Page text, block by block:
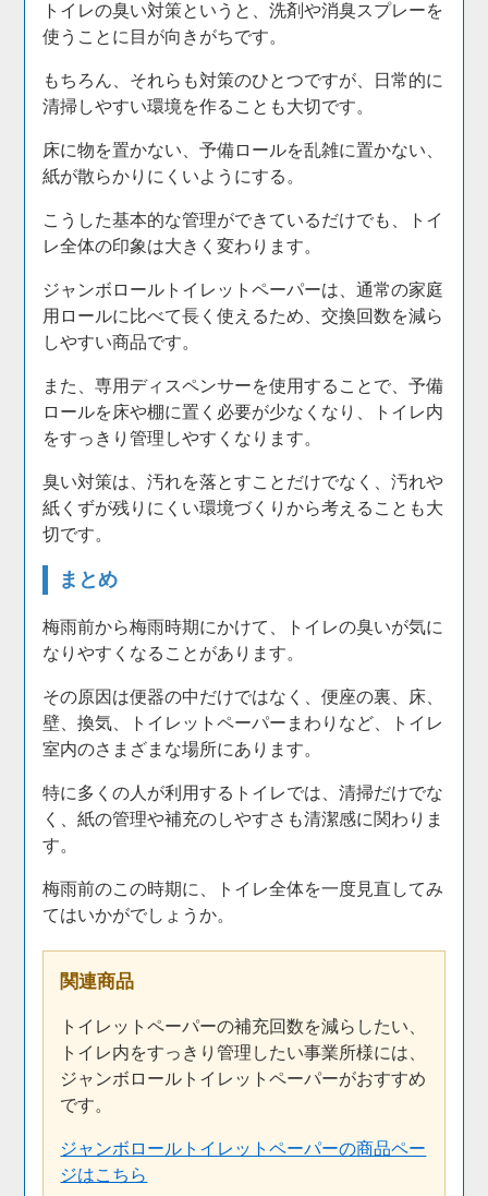
トイレの臭い対策というと、洗剤や消臭スプレーを
使うことに目が向きがちです。
もちろん、それらも対策のひとつですが、日常的に
清掃しやすい環境を作ることも大切です。
床に物を置かない、予備ロールを乱雑に置かない、
紙が散らかりにくいようにする。
こうした基本的な管理ができているだけでも、トイ
レ全体の印象は大きく変わります。
ジャンボロールトイレットペーパーは、通常の家庭
用ロールに比べて長く使えるため、交換回数を減ら
しやすい商品です。
また、専用ディスペンサーを使用することで、予備
ロールを床や棚に置く必要が少なくなり、トイレ内
をすっきり管理しやすくなります。
臭い対策は、汚れを落とすことだけでなく、汚れや
紙くずが残りにくい環境づくりから考えることも大
切です。
まとめ
梅雨前から梅雨時期にかけて、トイレの臭いが気に
なりやすくなることがあります。
その原因は便器の中だけではなく、便座の裏、床、
壁、換気、トイレットペーパーまわりなど、トイレ
室内のさまざまな場所にあります。
特に多くの人が利用するトイレでは、清掃だけでな
く、紙の管理や補充のしやすさも清潔感に関わりま
す。
梅雨前のこの時期に、トイレ全体を一度見直してみ
てはいかがでしょうか。
関連商品
トイレットペーパーの補充回数を減らしたい、
トイレ内をすっきり管理したい事業所様には、
ジャンボロールトイレットペーパーがおすすめ
です。
ジャンボロールトイレットペーパーの商品ペー
ジはこちら